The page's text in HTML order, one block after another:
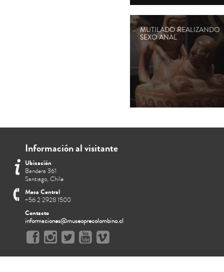
MUTILADO REALIZANDO
SEXO ANAL
Información al visitante
Ubicación
Bandera 361
Santiago, Chile
Mesa Central
+56 2 2928 1500
Contacto
informaciones@museoprecolombino.cl